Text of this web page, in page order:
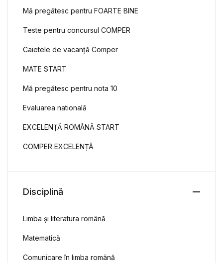
Mă pregătesc pentru FOARTE BINE
Teste pentru concursul COMPER
Caietele de vacanță Comper
MATE START
Mă pregătesc pentru nota 10
Evaluarea natională
EXCELENȚĂ ROMÂNĂ START
COMPER EXCELENȚĂ
Disciplină
Limba și literatura română
Matematică
Comunicare în limba română